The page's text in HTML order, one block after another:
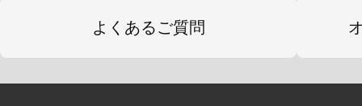
https://store.steampowered.com/app/
よくあるご質問